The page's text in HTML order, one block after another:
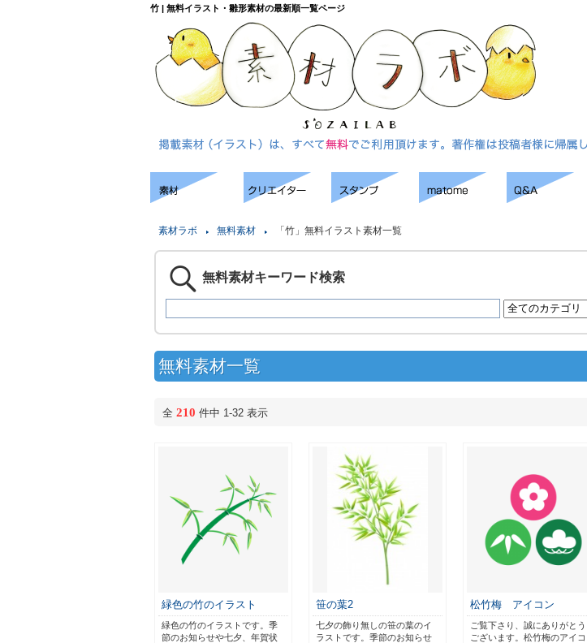
竹 | 無料イラスト・雛形素材の最新順一覧ページ
素材ラボ 無料素材 「竹」無料イラスト素材一覧
無料素材キーワード検索
無料素材一覧
全 210 件中 1-32 表示
緑色の竹のイラスト
緑色の竹のイラストです。季
節のお知らせや七夕、年賀状
笹の葉2
七夕の飾り無しの笹の葉のイ
ラストです。季節のお知らせ
松竹梅 アイコン
ご覧下さり、誠にありがとう
ございます。松竹梅のアイコ